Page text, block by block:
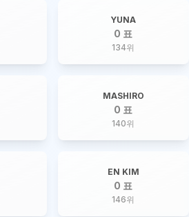
YUNA
0 표
134위
MASHIRO
0 표
140위
EN KIM
0 표
146위